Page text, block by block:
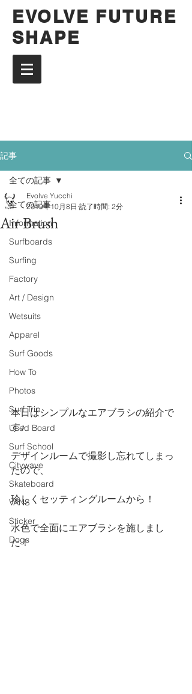
EVOLVE FUTURE
SHAPE
記事
全ての記事
Information
Surfboards
Surfing
Factory
Art / Design
Wetsuits
Apparel
Surf Goods
How To
Photos
Surf Trip
Used Board
Surf School
Citywave
Skateboard
VANS
Sticker
Dogs
全ての記事
Air Brush
Evolve Yucchi
2019年10月8日 読了時間: 2分
本日はシンプルなエアブラシの紹介で
す♪
デザインルームで撮影し忘れてしまっ
たので、
珍しくセッティングルームから！
水色で全面にエアブラシを施しまし
た！